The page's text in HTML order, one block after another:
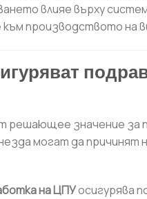
влияе върху
производството на
решающее значение за
могат да причинят
на ЦПУосигурява